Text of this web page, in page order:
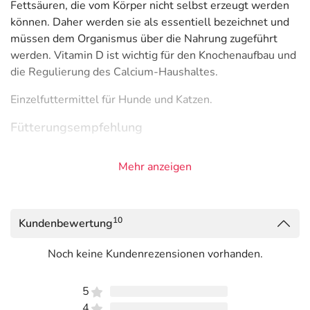
Fettsäuren, die vom Körper nicht selbst erzeugt werden
können. Daher werden sie als essentiell bezeichnet und
müssen dem Organismus über die Nahrung zugeführt
werden. Vitamin D ist wichtig für den Knochenaufbau und
die Regulierung des Calcium-Haushaltes.
Einzelfuttermittel für Hunde und Katzen.
Fütterungsempfehlung
große Hunde 1 ½ Tl.
Bei täglicher Fütterung empfehlen wir einen Zeitraum
Nach dem Öffnen gekühlt und dunkel aufbewahren und
Mehr anzeigen
Kundenbewertung10
Noch keine Kundenrezensionen vorhanden.
5